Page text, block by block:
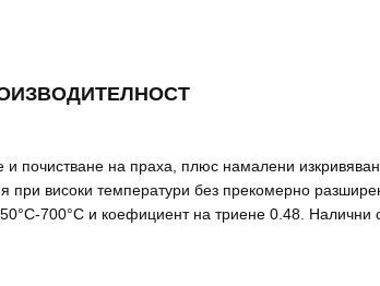
почистване на праха, плюс намалени
при високи температури без прекомерно
700°C и коефициент на триене 0.48. Налични